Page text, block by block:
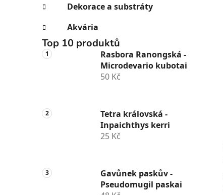
e
l
Dekorace a substráty
Akvária
Top 10 produktů
Rasbora Ranongská -
Microdevario kubotai
50 Kč
Tetra královská -
Inpaichthys kerri
25 Kč
Gavůnek paskův -
Pseudomugil paskai